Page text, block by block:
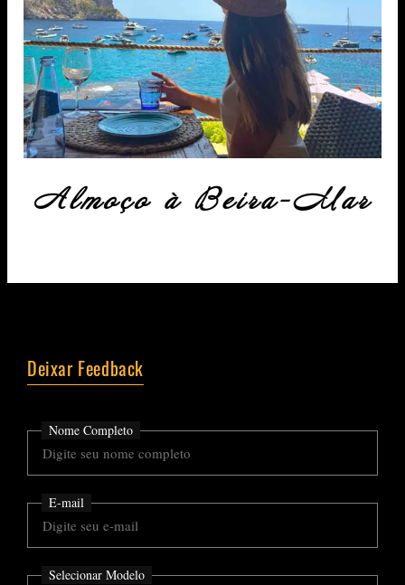
Almoço à Beira-Mar
Deixar Feedback
Nome Completo
E-mail
Selecionar Modelo